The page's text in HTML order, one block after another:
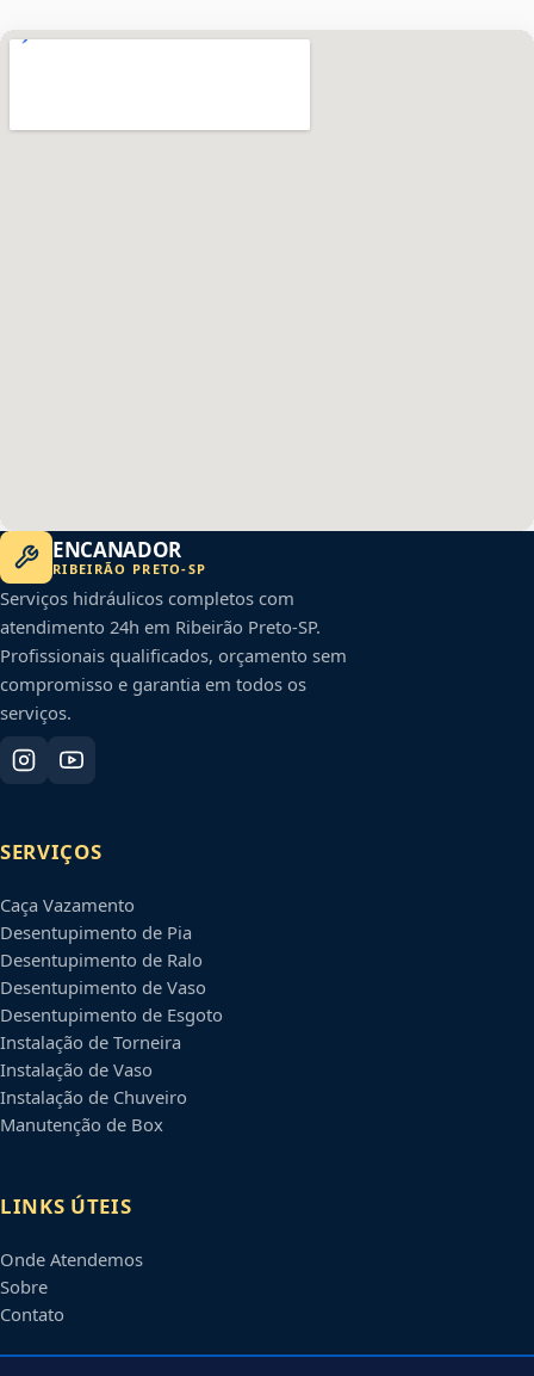
ENCANADOR
RIBEIRÃO PRETO-SP
Serviços hidráulicos completos com
atendimento 24h em Ribeirão Preto-SP.
Profissionais qualificados, orçamento sem
compromisso e garantia em todos os
serviços.
SERVIÇOS
Caça Vazamento
Desentupimento de Pia
Desentupimento de Ralo
Desentupimento de Vaso
Desentupimento de Esgoto
Instalação de Torneira
Instalação de Vaso
Instalação de Chuveiro
Manutenção de Box
LINKS ÚTEIS
Onde Atendemos
Sobre
Contato